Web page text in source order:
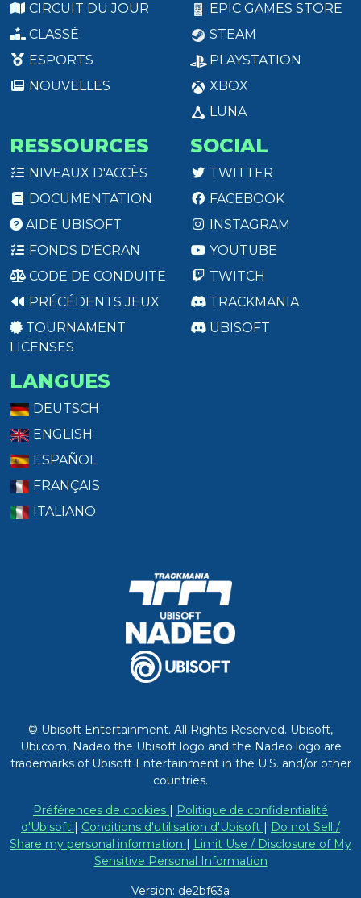
CIRCUIT DU JOUR
CLASSÉ
ESPORTS
NOUVELLES
EPIC GAMES STORE
STEAM
PLAYSTATION
XBOX
LUNA
RESSOURCES
NIVEAUX D'ACCÈS
DOCUMENTATION
AIDE UBISOFT
FONDS D'ÉCRAN
CODE DE CONDUITE
PRÉCÉDENTS JEUX
TOURNAMENT
LICENSES
SOCIAL
TWITTER
FACEBOOK
INSTAGRAM
YOUTUBE
TWITCH
TRACKMANIA
UBISOFT
LANGUES
DEUTSCH
ENGLISH
ESPAÑOL
FRANÇAIS
ITALIANO
© Ubisoft Entertainment. All Rights Reserved. Ubisoft,
Ubi.com, Nadeo the Ubisoft logo and the Nadeo logo are
trademarks of Ubisoft Entertainment in the U.S. and/or other
countries.
Préférences de cookies
Politique de confidentialité
d'Ubisoft
Conditions d'utilisation d'Ubisoft
Do not Sell /
Share my personal information
Limit Use / Disclosure of My
Sensitive Personal Information
Version: de2bf63a